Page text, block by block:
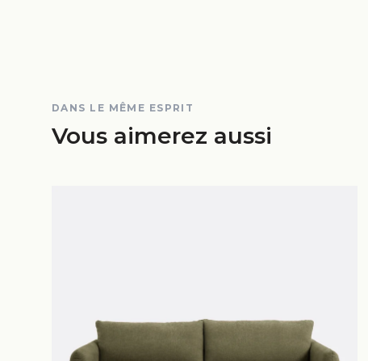
DANS LE MÊME ESPRIT
Vous aimerez aussi